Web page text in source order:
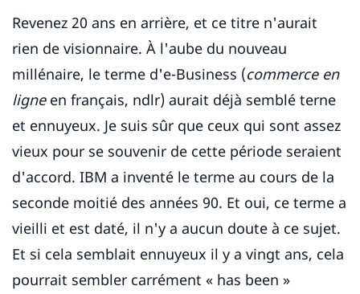
Revenez 20 ans en arrière, et ce titre n'aurait
rien de visionnaire. À l'aube du nouveau
millénaire, le terme d'e-Business (commerce en
ligne en français, ndlr) aurait déjà semblé terne
et ennuyeux. Je suis sûr que ceux qui sont assez
vieux pour se souvenir de cette période seraient
d'accord. IBM a inventé le terme au cours de la
seconde moitié des années 90. Et oui, ce terme a
vieilli et est daté, il n'y a aucun doute à ce sujet.
Et si cela semblait ennuyeux il y a vingt ans, cela
pourrait sembler carrément « has been »